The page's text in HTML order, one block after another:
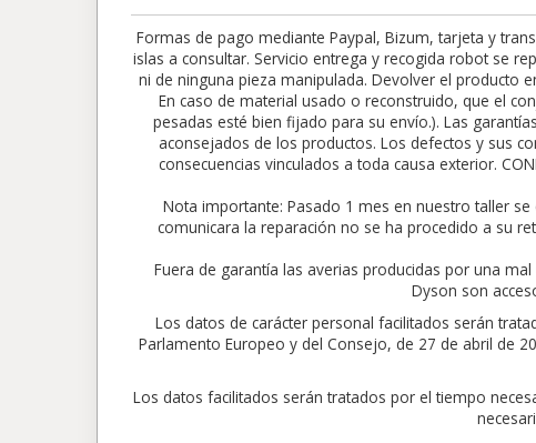
Formas de pago mediante Paypal, Bizum, tarjeta y
islas a consultar. Servicio entrega y recogida robot se
ni de ninguna pieza manipulada. Devolver el producto
En caso de material usado o reconstruido, que el
pesadas esté bien fijado para su envío.). Las
aconsejados de los productos. Los defectos y sus
consecuencias vinculados a toda causa exterior.
Nota importante: Pasado 1 mes en nuestro taller
comunicara la reparación no se ha procedido a su
Fuera de garantía las averias producidas por una
Dyson son
Los datos de carácter personal facilitados serán
Parlamento Europeo y del Consejo, de 27 de abril de
Los datos facilitados serán tratados por el tiempo